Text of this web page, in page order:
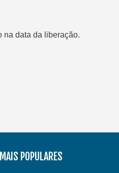
na data da liberação.
POPULARES